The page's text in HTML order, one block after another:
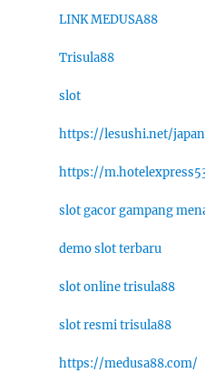
LINK MEDUSA88
Trisula88
slot
https://lesushi.net/
https://
slot gacor gampang
demo slot terbaru
slot online trisula88
slot resmi trisula88
https://medusa88.com/